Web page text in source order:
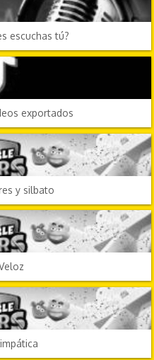
escuchas tú?
exportados
y silbato